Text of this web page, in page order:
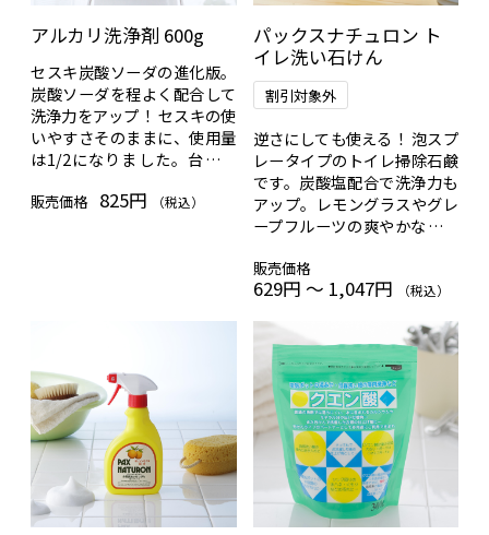
アルカリ洗浄剤 600g
セスキ炭酸ソーダの進化版。
炭酸ソーダを程よく配合して
洗浄力をアップ！ セスキの使
いやすさそのままに、使用量
は1/2になりました。台所の
群。無香料。
販売価格 825円 （税込）
パックスナチュロン ト
イレ洗い石けん
割引対象外
逆さにしても使える！ 泡スプ
レータイプのトイレ掃除石鹸
です。炭酸塩配合で洗浄力も
アップ。レモングラスやグレ
ープフルーツの爽やかな柑橘
販売価格
629円 ～ 1,047円 （税込）